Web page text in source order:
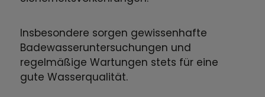
Insbesondere sorgen gewissenhafte
Badewasseruntersuchungen und
regelmäßige Wartungen stets für eine
gute Wasserqualität.